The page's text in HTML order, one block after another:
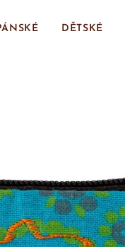
DĚTSKÉ